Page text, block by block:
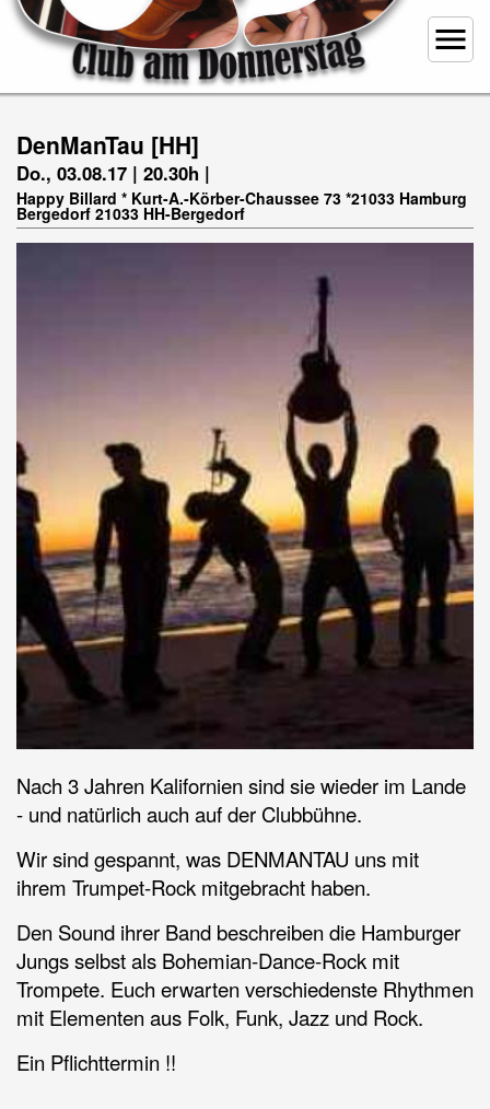
menu
DenManTau [HH]
Do., 03.08.17 | 20.30h |
Happy Billard * Kurt-A.-Körber-Chaussee 73 *21033 Hamburg
Bergedorf 21033 HH-Bergedorf
Nach 3 Jahren Kalifornien sind sie wieder im Lande
- und natürlich auch auf der Clubbühne.
Wir sind gespannt, was DENMANTAU uns mit
ihrem Trumpet-Rock mitgebracht haben.
Den Sound ihrer Band beschreiben die Hamburger
Jungs selbst als Bohemian-Dance-Rock mit
Trompete. Euch erwarten verschiedenste Rhythmen
mit Elementen aus Folk, Funk, Jazz und Rock.
Ein Pflichttermin !!